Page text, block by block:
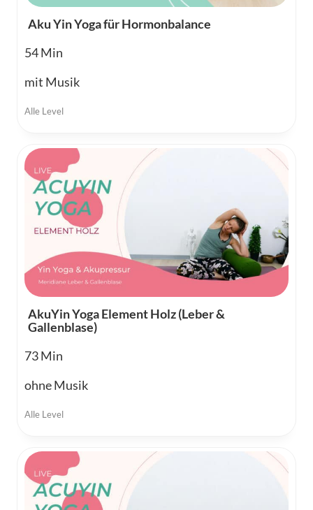
Aku Yin Yoga für Hormonbalance
54
mit Musik
Alle Level
AkuYin Yoga Element Holz (Leber &
Gallenblase)
73
ohne Musik
Alle Level